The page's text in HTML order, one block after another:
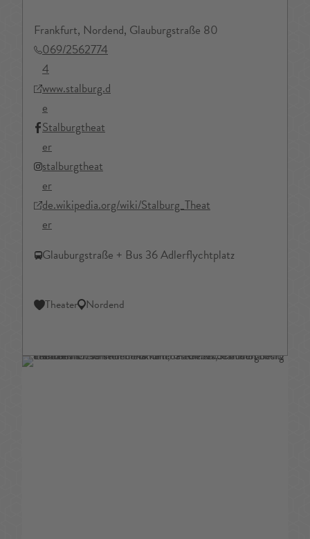
Frankfurt, Nordend, Glauburgstraße 80
069/2562774
4
www.stalburg.d
e
Stalburgtheat
er
stalburgtheat
er
de.wikipedia.org/wiki/Stalburg_Theat
er
Glauburgstraße + Bus 36 Adlerflychtplatz
Theater Nordend